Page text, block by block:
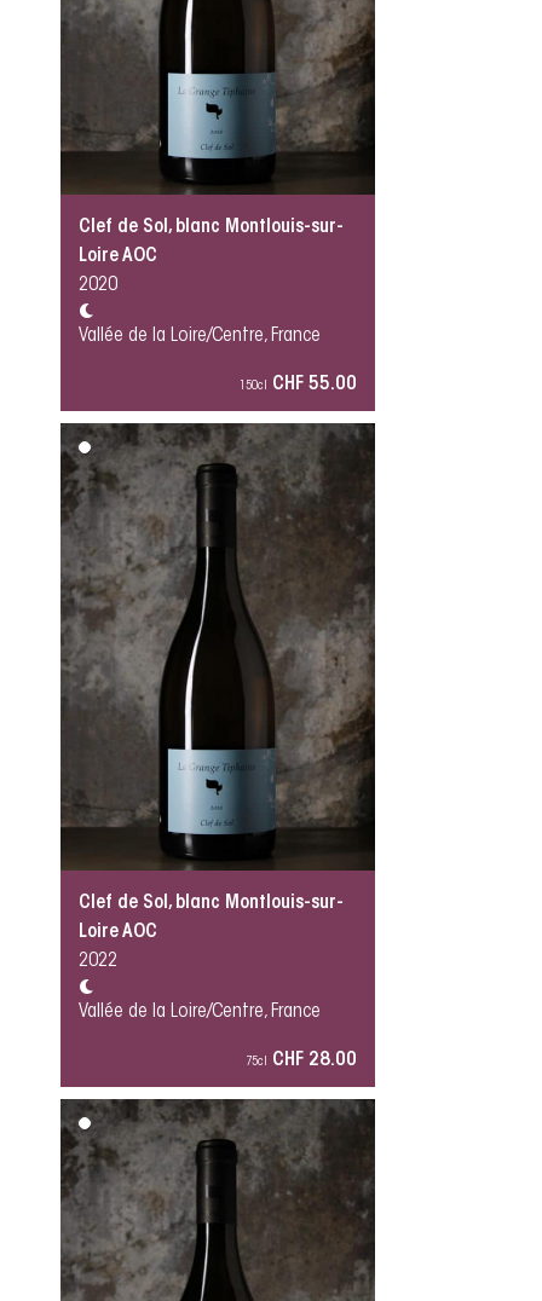
Clef de Sol, blanc Montlouis-sur-
Loire AOC
2020
Vallée de la Loire/Centre, France
150cl CHF 55.00
Clef de Sol, blanc Montlouis-sur-
Loire AOC
2022
Vallée de la Loire/Centre, France
75cl CHF 28.00